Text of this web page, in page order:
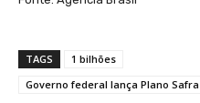
TAGS
1 bilhões
Governo federal lança Plano Safra